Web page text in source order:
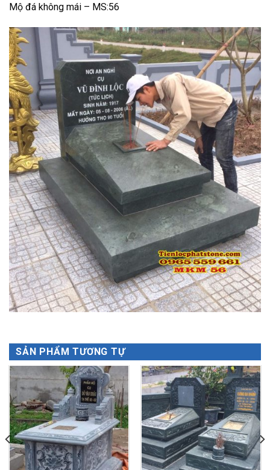
Mộ đá không mái – MS:56
SẢN PHẨM TƯƠNG TỰ